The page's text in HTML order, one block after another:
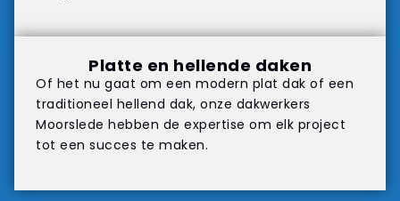
Platte en hellende daken
Of het nu gaat om een modern plat dak of een
traditioneel hellend dak, onze dakwerkers
Moorslede hebben de expertise om elk project
tot een succes te maken.